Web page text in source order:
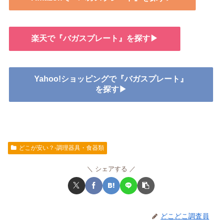
楽天で『バガスプレート』を探す▶
Yahoo!ショッピングで『バガスプレート』
を探す▶
どこが安い？-調理器具・食器類
シェアする
どこどこ調査員